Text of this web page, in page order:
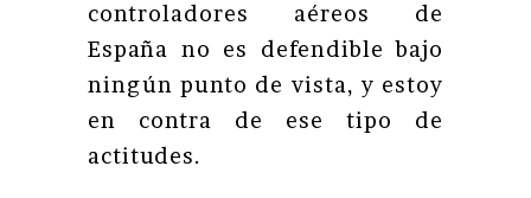
controladores aéreos de
España no es defendible bajo
ningún punto de vista, y estoy
en contra de ese tipo de
actitudes.